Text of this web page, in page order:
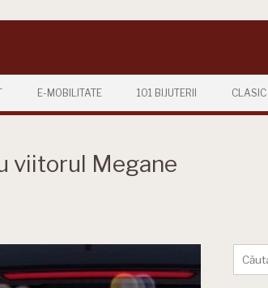
E-MOBILITATE 101 BIJUTERII CLASIC
viitorul Megane